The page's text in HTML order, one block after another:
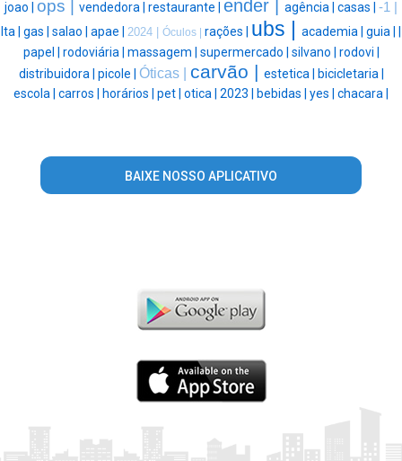
joao | ops | vendedora | restaurante | ender | agência | casas | -1 |
lta | gas | salao | apae | 2024 | Óculos | rações | ubs | academia | guia | |
papel | rodoviária | massagem | supermercado | silvano | rodovi |
distribuidora | picole | Óticas | carvão | estetica | bicicletaria |
escola | carros | horários | pet | otica | 2023 | bebidas | yes | chacara |
BAIXE NOSSO APLICATIVO